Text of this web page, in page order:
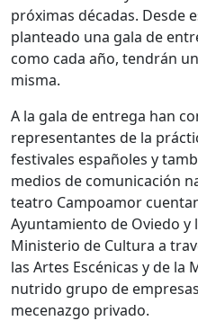
próximas décadas. Desde
planteado una gala de
como cada año, tendrán
misma.
A la gala de entrega han
representantes de la
festivales españoles y
medios de comunicación
teatro Campoamor
Ayuntamiento de Oviedo y
Ministerio de Cultura a
las Artes Escénicas y de la
nutrido grupo de
mecenazgo privado.